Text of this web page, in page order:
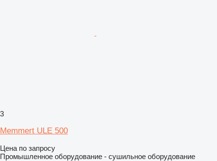
3
Memmert ULE 500
Цена по запросу
Промышленное оборудование - сушильное оборудование